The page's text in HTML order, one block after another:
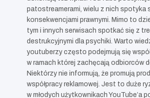
patostreamerami, wielu z nich spotyka
konsekwencjami prawnymi. Mimo to
tym i innych serwisach spotkać się z
destrukcyjnymi dla psychiki. Warto
youtuberzy często podejmują się
w ramach której zachęcają odbiorców
Niektórzy nie informują, że promują
współpracy reklamowej. Jest to duże
w młodych użytkownikach YouTube’a